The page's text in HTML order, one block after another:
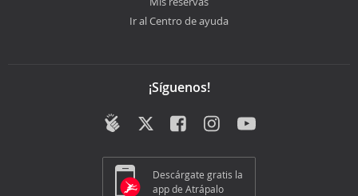
Ir al Centro de ayuda
¡Síguenos!
Descárgate gratis la
app de Atrápalo